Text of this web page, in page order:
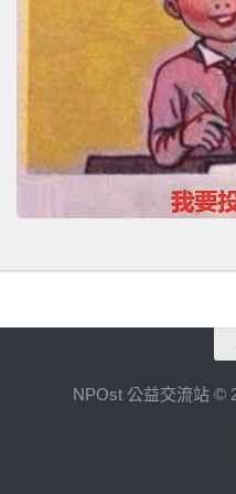
NPOst 公益交流站 ©